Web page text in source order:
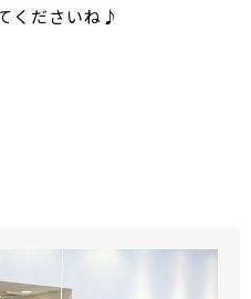
くださいね♪